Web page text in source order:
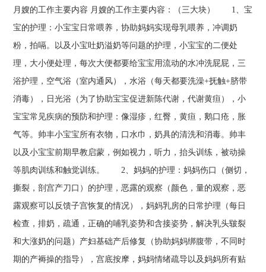
月嫂的工作主要内容 月嫂的工作主要内容：（三大块） 1、宝
宝的护理：小宝宝日常喂养，协助妈妈实现母乳喂养，冲调奶
粉，拍嗝。以及小宝吐奶溢奶等问题的护理，小宝宝的二便处
理，大小便处理，每次大便都要给宝宝用流动的水冲洗屁屁，三
浴护理，空气浴（室内通风），水浴（每天都要洗澡+抚触+脐带
消毒），日光浴（为了协助宝宝促进新陈代谢，代谢黄疸），小
宝宝常见疾病的预防和护理：像湿疹，红臀，黄疸，鹅口疮，胀
气等。帅丰小宝宝所有衣物，口水巾，奶具的清洗和消毒。帅丰
以及小宝宝前期早教启蒙，例如视力，听力，抬头训练，被动操
等肌肉训练和触觉训练。 2、妈妈的护理：妈妈伤口（侧切，
撕裂，剖宫产刀口）的护理，恶露的观察（颜色，量的观察，恶
露观察可以反馈子宫恢复的情况），妈妈乳房的日常护理（每日
检查，排奶，疏通，正确的哺乳姿势和含接姿势，解决乳头皲裂
和大涨奶的问题）产妇基础产后修复（协助妈妈绑腹带，不同时
期的产褥操的指导），宫底按摩，妈妈情绪疏导以及妈妈所有贴